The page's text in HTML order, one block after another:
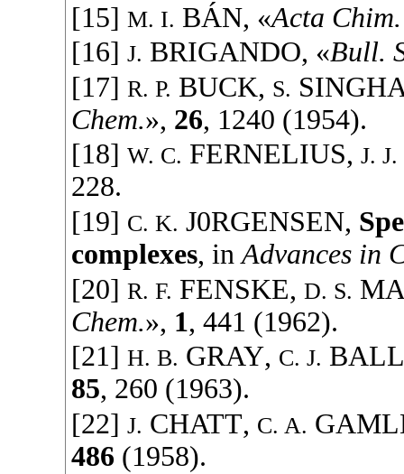
[15]M. I. BÁN, «Acta
[16]J. BRIGANDO, «Bull.
[17]R. P. BUCK, S.
Chem.», 26, 1240 (1954).
[18]W. C. FERNELIUS,J. J.
228.
[19] C. K. J0RGENSEN,
complexes, inAdvances in
[20]R. F. FENSKE,D. S.
Chem.», 1, 441 (1962).
[21]H. B. GRAY, C. J.
85, 260 (1963).
[22]J. CHATT, C. A.
486 (1958).